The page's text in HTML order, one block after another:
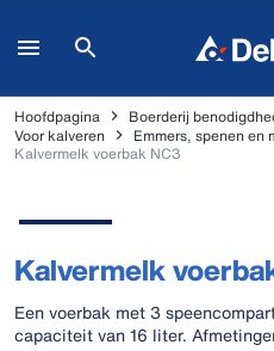
Hoofdpagina Boerderij
Voor kalveren
Emmers, spenen en
Kalvermelk voerbak NC3
Kalvermelk
Een voerbak met 3
capaciteit van 16 liter.